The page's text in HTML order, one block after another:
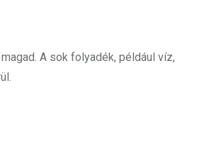
A sok folyadék, például víz,